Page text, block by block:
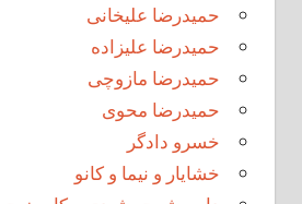
حمیدرضا علیخانی
حمیدرضا علیزاده
حمیدرضا مازوچی
حمیدرضا محوی
خسرو دادگر
خشایار و نیما و کانو